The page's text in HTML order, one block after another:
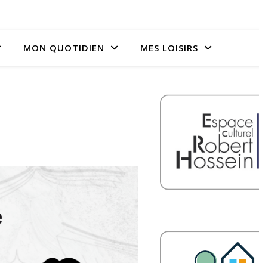
MON QUOTIDIEN MES LOISIRS